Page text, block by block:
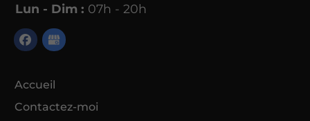
Lun - Dim : 07h - 20h
Accueil
Contactez-moi